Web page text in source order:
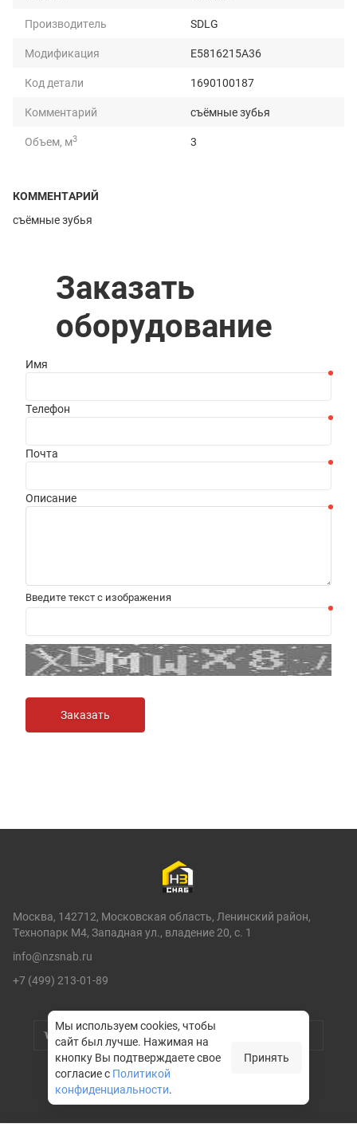
Производитель
SDLG
Модификация
E5816215A36
Код детали
1690100187
Комментарий
съёмные зубья
Объем, м3
3
Грузоподъемность, т
Длина, мм
Высота, мм
1378
КОММЕНТАРИЙ
съёмные зубья
Заказать
оборудование
Имя
Телефон
Почта
Описание
Введите текст с изображения
Москва, 142712, Московская область, Ленинский район,
Технопарк М4, Западная ул., владение 20, с. 1
info@nzsnab.ru
+7 (499) 213-01-89
Мы используем cookies, чтобы
сайт был лучше. Нажимая на
кнопку Вы подтверждаете свое
согласие с Политикой
конфиденциальности.
Принять